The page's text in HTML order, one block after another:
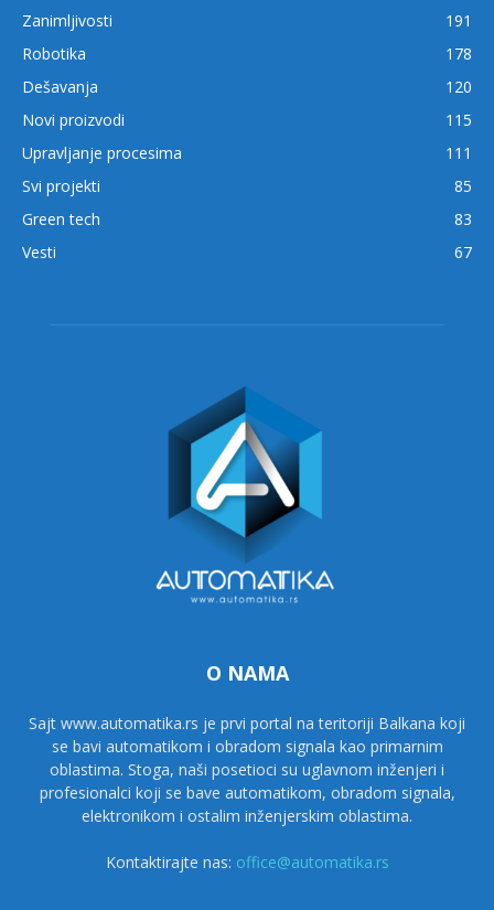
Zanimljivosti
191
Robotika
178
Dešavanja
120
Novi proizvodi
115
Upravljanje procesima
111
Svi projekti
85
Green tech
83
Vesti
67
O NAMA
Sajt www.automatika.rs je prvi portal na teritoriji Balkana koji
se bavi automatikom i obradom signala kao primarnim
oblastima. Stoga, naši posetioci su uglavnom inženjeri i
profesionalci koji se bave automatikom, obradom signala,
elektronikom i ostalim inženjerskim oblastima.
Kontaktirajte nas: office@automatika.rs